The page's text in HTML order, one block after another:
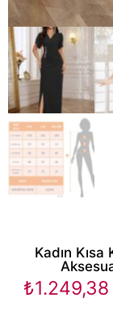
Kadın
₺1.249,38